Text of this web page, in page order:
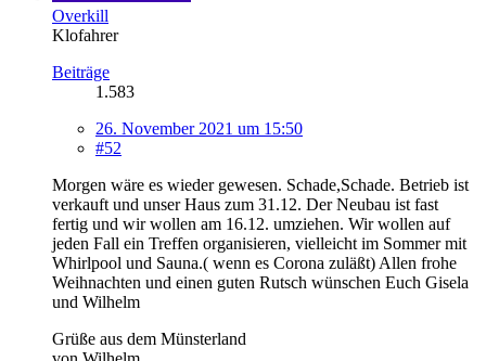
Overkill
Klofahrer
Beiträge
1.583
26. November 2021 um 15:50
#52
Morgen wäre es wieder gewesen. Schade,Schade. Betrieb ist
verkauft und unser Haus zum 31.12. Der Neubau ist fast
fertig und wir wollen am 16.12. umziehen. Wir wollen auf
jeden Fall ein Treffen organisieren, vielleicht im Sommer mit
Whirlpool und Sauna.( wenn es Corona zuläßt) Allen frohe
Weihnachten und einen guten Rutsch wünschen Euch Gisela
und Wilhelm
Grüße aus dem Münsterland